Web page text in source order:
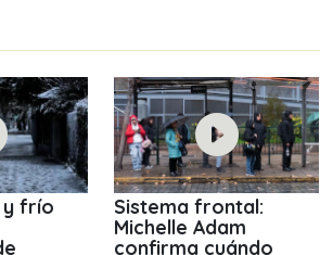
y frío
Sistema frontal:
Michelle Adam
confirma cuándo